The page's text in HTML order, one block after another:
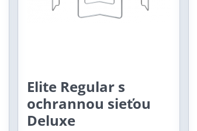
Elite Regular s
ochrannou sieťou
Deluxe